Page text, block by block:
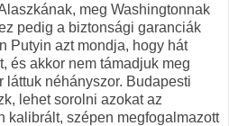
meg Washingtonnak
pedig a biztonsági garanciák
Putyin azt mondja, hogy hát
és akkor nem támadjuk meg
láttuk néhányszor. Budapesti
lehet sorolni azokat az
kalibrált, szépen megfogalmazott